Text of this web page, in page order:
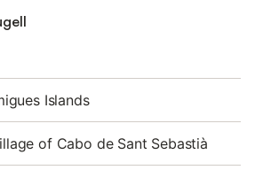
Islands
of Cabo de Sant Sebastià